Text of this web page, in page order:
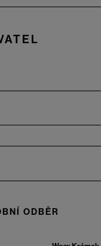
ODBĚR